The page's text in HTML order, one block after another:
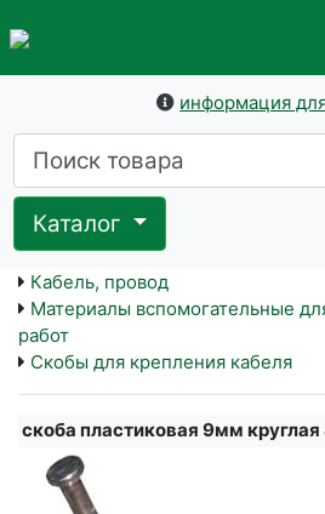
информация
Каталог
Кабель, провод
Материалы вспомогательные
работ
Скобы для крепления кабеля
скоба пластиковая 9мм